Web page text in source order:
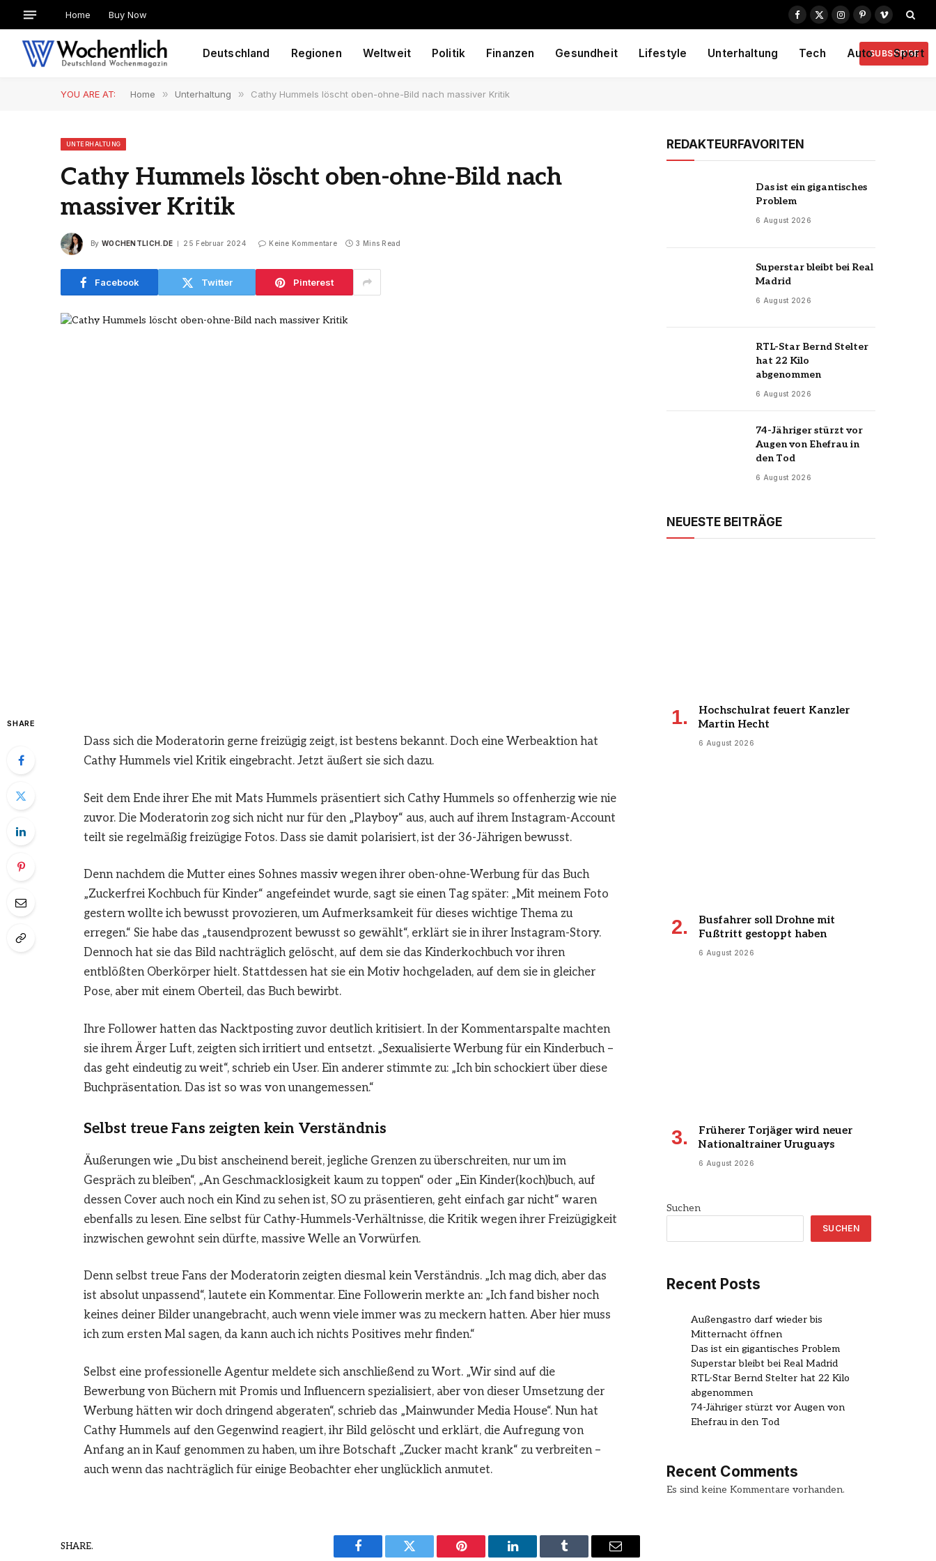
Home Buy Now
Facebook
X
Instagram
PinterestVimeo
Deutschland Regionen Weltweit Politik Finanzen Gesundheit Lifestyle Unterhaltung Tech Auto Sport
SUBSCRIBE
YOU ARE AT: Home » Unterhaltung » Cathy Hummels löscht oben-ohne-Bild nach massiver Kritik
UNTERHALTUNG
Cathy Hummels löscht oben-ohne-Bild nach
massiver Kritik
By WOCHENTLICH.DE 25 Februar 2024 Keine Kommentare 3 Mins Read
Facebook Twitter Pinterest
SHARE
Dass sich die Moderatorin gerne freizügig zeigt, ist bestens bekannt. Doch eine Werbeaktion hat
Cathy Hummels viel Kritik eingebracht. Jetzt äußert sie sich dazu.
Seit dem Ende ihrer Ehe mit Mats Hummels präsentiert sich Cathy Hummels so offenherzig wie nie
zuvor. Die Moderatorin zog sich nicht nur für den „Playboy“ aus, auch auf ihrem Instagram-Account
teilt sie regelmäßig freizügige Fotos. Dass sie damit polarisiert, ist der 36-Jährigen bewusst.
Denn nachdem die Mutter eines Sohnes massiv wegen ihrer oben-ohne-Werbung für das Buch
„Zuckerfrei Kochbuch für Kinder“ angefeindet wurde, sagt sie einen Tag später: „Mit meinem Foto
gestern wollte ich bewusst provozieren, um Aufmerksamkeit für dieses wichtige Thema zu
erregen.“ Sie habe das „tausendprozent bewusst so gewählt“, erklärt sie in ihrer Instagram-Story.
Dennoch hat sie das Bild nachträglich gelöscht, auf dem sie das Kinderkochbuch vor ihren
entblößten Oberkörper hielt. Stattdessen hat sie ein Motiv hochgeladen, auf dem sie in gleicher
Pose, aber mit einem Oberteil, das Buch bewirbt.
Ihre Follower hatten das Nacktposting zuvor deutlich kritisiert. In der Kommentarspalte machten
sie ihrem Ärger Luft, zeigten sich irritiert und entsetzt. „Sexualisierte Werbung für ein Kinderbuch –
das geht eindeutig zu weit“, schrieb ein User. Ein anderer stimmte zu: „Ich bin schockiert über diese
Buchpräsentation. Das ist so was von unangemessen.“
Selbst treue Fans zeigten kein Verständnis
Äußerungen wie „Du bist anscheinend bereit, jegliche Grenzen zu überschreiten, nur um im
Gespräch zu bleiben“, „An Geschmacklosigkeit kaum zu toppen“ oder „Ein Kinder(koch)buch, auf
dessen Cover auch noch ein Kind zu sehen ist, SO zu präsentieren, geht einfach gar nicht“ waren
ebenfalls zu lesen. Eine selbst für Cathy-Hummels-Verhältnisse, die Kritik wegen ihrer Freizügigkeit
inzwischen gewohnt sein dürfte, massive Welle an Vorwürfen.
Denn selbst treue Fans der Moderatorin zeigten diesmal kein Verständnis. „Ich mag dich, aber das
ist absolut unpassend“, lautete ein Kommentar. Eine Followerin merkte an: „Ich fand bisher noch
keines deiner Bilder unangebracht, auch wenn viele immer was zu meckern hatten. Aber hier muss
ich zum ersten Mal sagen, da kann auch ich nichts Positives mehr finden.“
Selbst eine professionelle Agentur meldete sich anschließend zu Wort. „Wir sind auf die
Bewerbung von Büchern mit Promis und Influencern spezialisiert, aber von dieser Umsetzung der
Werbung hätten wir doch dringend abgeraten“, schrieb das „Mainwunder Media House“. Nun hat
Cathy Hummels auf den Gegenwind reagiert, ihr Bild gelöscht und erklärt, die Aufregung von
Anfang an in Kauf genommen zu haben, um ihre Botschaft „Zucker macht krank“ zu verbreiten –
auch wenn das nachträglich für einige Beobachter eher unglücklich anmutet.
SHARE.
Facebook Twitter Pinterest LinkedIn Tumblr Email
REDAKTEURFAVORITEN
Das ist ein gigantisches
Problem
6 August 2026
Superstar bleibt bei Real
Madrid
6 August 2026
RTL-Star Bernd Stelter
hat 22 Kilo
abgenommen
6 August 2026
74-Jähriger stürzt vor
Augen von Ehefrau in
den Tod
6 August 2026
NEUESTE BEITRÄGE
Hochschulrat feuert Kanzler
Martin Hecht
6 August 2026
Busfahrer soll Drohne mit
Fußtritt gestoppt haben
6 August 2026
Früherer Torjäger wird neuer
Nationaltrainer Uruguays
6 August 2026
Suchen
SUCHEN
Recent Posts
Außengastro darf wieder bis
Mitternacht öffnen
Das ist ein gigantisches Problem
Superstar bleibt bei Real Madrid
RTL-Star Bernd Stelter hat 22 Kilo
abgenommen
74-Jähriger stürzt vor Augen von
Ehefrau in den Tod
Recent Comments
Es sind keine Kommentare vorhanden.